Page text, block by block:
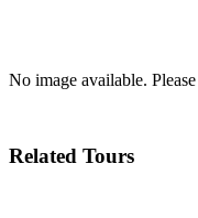
No image available.
Related Tours